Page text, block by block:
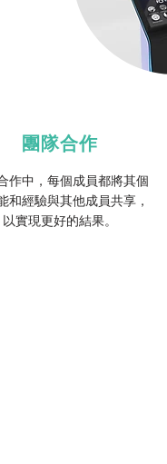
團隊合作
作中，每個成員都將其個
和經驗與其他成員共享，
以實現更好的結果。